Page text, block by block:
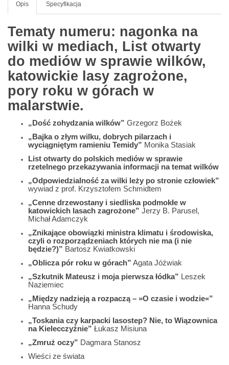
Opis Specyfikacja
Tematy numeru: nagonka na
wilki w mediach, List otwarty
do mediów w sprawie wilków,
katowickie lasy zagrożone,
pory roku w górach w
malarstwie.
„Dość zohydzania wilków” Grzegorz Bożek
„Bajka o złym wilku, dobrych pilarzach i
wyciągniętym ramieniu Temidy” Monika Stasiak
List otwarty do polskich mediów w sprawie
rzetelnego przekazywania informacji na temat wilków
„Odpowiedzialność za wilki leży po stronie człowiek”
wywiad z prof. Krzysztofem Schmidtem
„Cenne drzewostany i siedliska podmokłe w
katowickich lasach zagrożone” Jerzy B. Parusel,
Michał Adamczyk
„Znikające obowiązki ministra klimatu i środowiska,
czyli o rozporządzeniach których nie ma (i nie
będzie?)” Bartosz Kwiatkowski
„Oblicza pór roku w górach” Agata Jóźwiak
„Szkutnik Mateusz i moja pierwsza łódka” Leszek
Naziemiec
„Między nadzieją a rozpaczą – »O czasie i wodzie«”
Hanna Schudy
„Toskania czy karpacki lasostep? Nie, to Wiązownica
na Kielecczyźnie” Łukasz Misiuna
„Zmruż oczy” Dagmara Stanosz
Wieści ze świata